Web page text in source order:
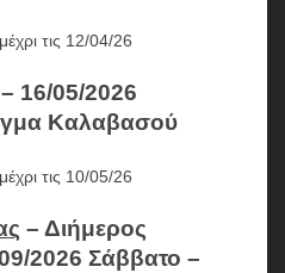
τις 12/04/26
– 16/05/2026
Καλαβασού
τις 10/05/26
– Διήμερος
2026 Σάββατο –